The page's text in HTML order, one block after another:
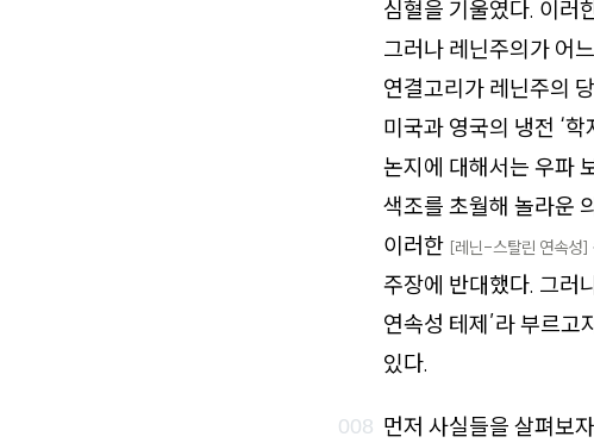
심혈을 기울였다. 이러
그러나 레닌주의가 어
연결고리가 레닌주의
미국과 영국의 냉전 ‘
논지에 대해서는 우파
색조를 초월해 놀라운
이러한 [레닌-스탈린 연속성]
주장에 반대했다. 그러
연속성 테제’라 부르
있다.
먼저 사실들을 살펴보